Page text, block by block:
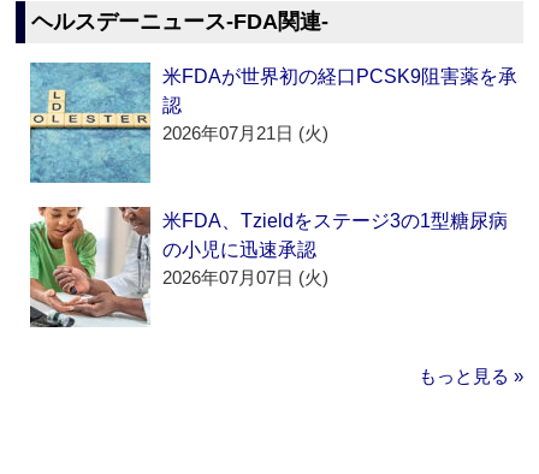
ヘルスデーニュース‐FDA関連‐
米FDAが世界初の経口PCSK9阻害薬を承
認
2026年07月21日 (火)
米FDA、Tzieldをステージ3の1型糖尿病
の小児に迅速承認
2026年07月07日 (火)
もっと見る »